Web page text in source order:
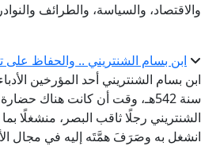
والاقتصاد، والسياسة، والطرائف
ابن بسام الشنتريني .. والحفاظ على
سنة 542هـ، وقت أن كانت هناك
الشنتريني رجلًا ثاقب البصر، منشغلًا
انشغل به وصَرَفَ همَّتَه إليه في مجال